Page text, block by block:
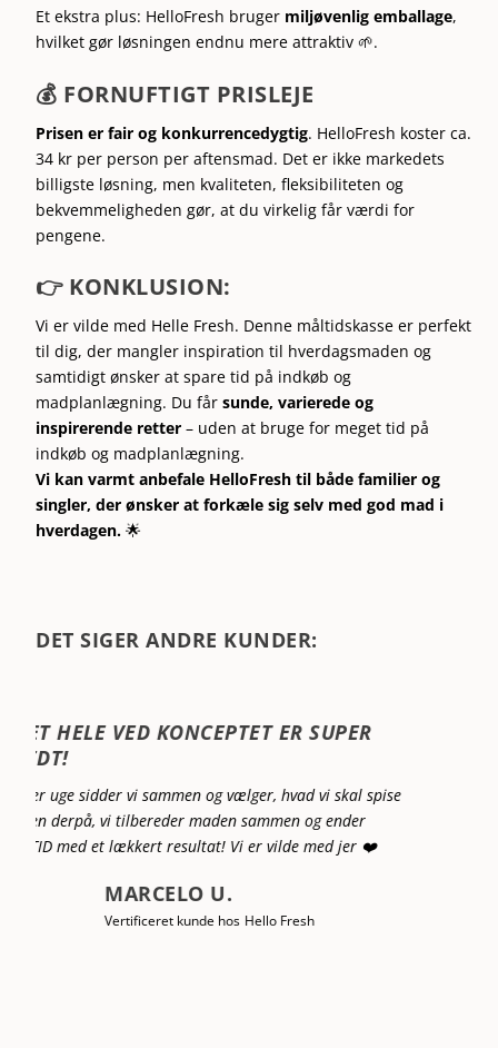
Et ekstra plus: HelloFresh bruger miljøvenlig emballage,
hvilket gør løsningen endnu mere attraktiv 🌱.
💰 FORNUFTIGT PRISLEJE
Prisen er fair og konkurrencedygtig. HelloFresh koster ca.
34 kr per person per aftensmad. Det er ikke markedets
billigste løsning, men kvaliteten, fleksibiliteten og
bekvemmeligheden gør, at du virkelig får værdi for
pengene.
👉 KONKLUSION:
Vi er vilde med Helle Fresh. Denne måltidskasse er perfekt
til dig, der mangler inspiration til hverdagsmaden og
samtidigt ønsker at spare tid på indkøb og
madplanlægning. Du fårsunde, varierede og
inspirerende retter – uden at bruge for meget tid på
indkøb og madplanlægning.
Vi kan varmt anbefale HelloFresh til både familier og
singler, der ønsker at forkæle sig selv med god mad i
hverdagen. 🌟
DET SIGER ANDRE KUNDER:
MADEN HAR EN DEJLIG OG ANDERLEDES
SMAG
Salaterne og grøntsagerne er dejlig friske med
anderledes ingredienser, end dem vi plejer at bruge og
de er godt krydret.Fisk og kød er af bedre kvalitet end i
God inspiration til dagene uden Hello Fresh mad.